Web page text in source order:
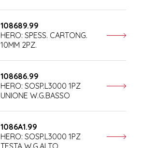
108689.99
HERO: SPESS. CARTONG.
10MM 2PZ.
108686.99
HERO: SOSP.L3000 1PZ
UNIONE W.G.BASSO
1086A1.99
HERO: SOSP.L3000 1PZ